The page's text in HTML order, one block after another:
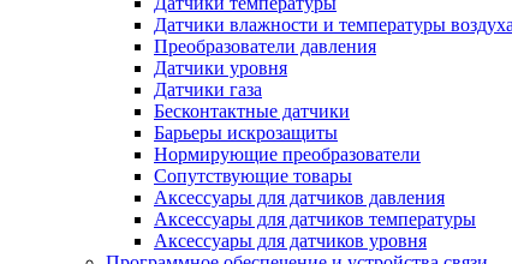
Датчики влажности и температуры воздуха
Преобразователи давления
Датчики уровня
Датчики газа
Бесконтактные датчики
Барьеры искрозащиты
Нормирующие преобразователи
Сопутствующие товары
Аксессуары для датчиков давления
Аксессуары для датчиков температуры
Аксессуары для датчиков уровня